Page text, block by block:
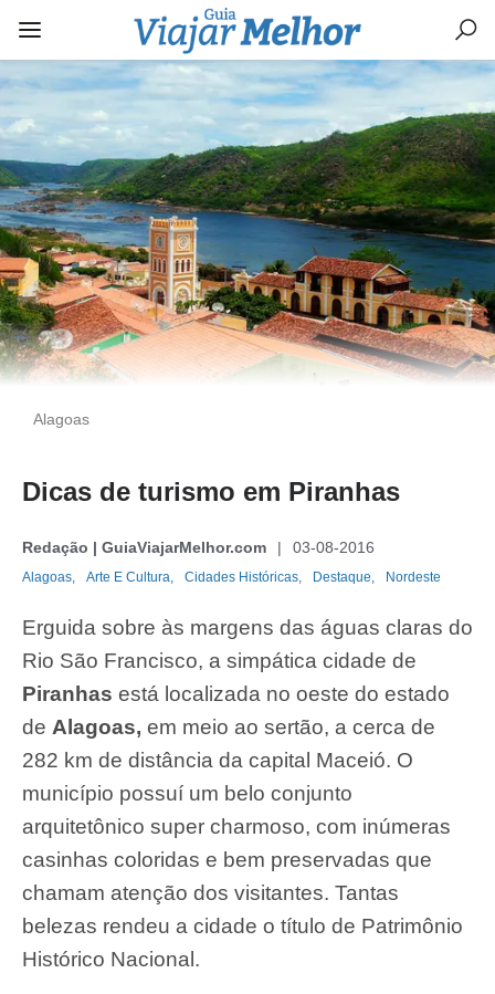
Alagoas
Dicas de turismo em Piranhas
Redação | GuiaViajarMelhor.com 03-08-2016
Alagoas, Arte E Cultura, Cidades Históricas, Destaque, Nordeste
Erguida sobre às margens das águas claras do
Rio São Francisco, a simpática cidade de
Piranhas está localizada no oeste do estado
de Alagoas, em meio ao sertão, a cerca de
282 km de distância da capital Maceió. O
município possuí um belo conjunto
arquitetônico super charmoso, com inúmeras
casinhas coloridas e bem preservadas que
chamam atenção dos visitantes. Tantas
belezas rendeu a cidade o título de Patrimônio
Histórico Nacional.